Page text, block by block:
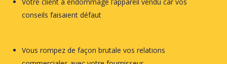
Votre client a endommagé l’appareil vendu car vos
conseils faisaient défaut
Vous rompez de façon brutale vos relations